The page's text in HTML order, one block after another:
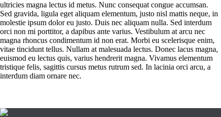
ultricies magna lectus id metus. Nunc consequat congue accumsan.
Sed gravida, ligula eget aliquam elementum, justo nisl mattis neque, in
molestie ipsum dolor eu justo. Duis nec aliquam nulla. Sed interdum
orci non mi porttitor, a dapibus ante varius. Vestibulum at arcu nec
magna rhoncus condimentum id non erat. Morbi eu scelerisque enim,
vitae tincidunt tellus. Nullam at malesuada lectus. Donec lacus magna,
euismod eu lectus quis, varius hendrerit magna. Vivamus elementum
tristique felis, sagittis cursus metus rutrum sed. In lacinia orci arcu, a
interdum diam ornare nec.